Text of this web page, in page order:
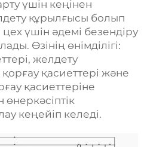
үшін кеңінен
құрылғысы болып
үшін әдемі безендіру
Өзінің өнімділігі:
желдету
қасиеттері және
қасиеттеріне
кеңейіп келеді.